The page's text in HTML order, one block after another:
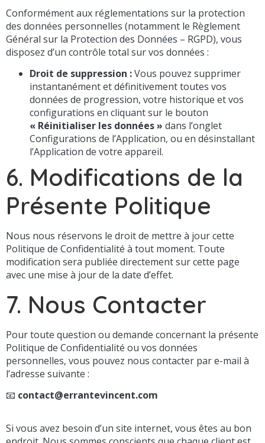
Si vous avez besoin d’un site internet, vous êtes au bon
Conformément aux réglementations sur la protection
des données personnelles (notamment le Règlement
Général sur la Protection des Données – RGPD), vous
disposez d’un contrôle total sur vos données :
Droit de suppression :Vous pouvez supprimer
instantanément et définitivement toutes vos
données de progression, votre historique et vos
configurations en cliquant sur le bouton
« Réinitialiser les données » dans l’onglet
Configurations de l’Application, ou en désinstallant
l’Application de votre appareil.
6. Modifications de la
Présente Politique
Nous nous réservons le droit de mettre à jour cette
Politique de Confidentialité à tout moment. Toute
modification sera publiée directement sur cette page
avec une mise à jour de la date d’effet.
7. Nous Contacter
Pour toute question ou demande concernant la présente
Politique de Confidentialité ou vos données
personnelles, vous pouvez nous contacter par e-mail à
l’adresse suivante :
📧 contact@errantevincent.com